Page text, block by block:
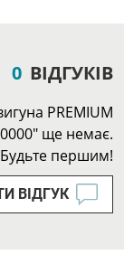
0 ВІДГУКІВ
PREMIUM
ще немає.
Будьте першим!
ВІДГУК